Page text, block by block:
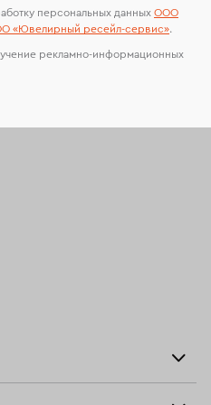
персональных данных ООО
«Ювелирный ресейл-сервиc».
рекламно-информационных